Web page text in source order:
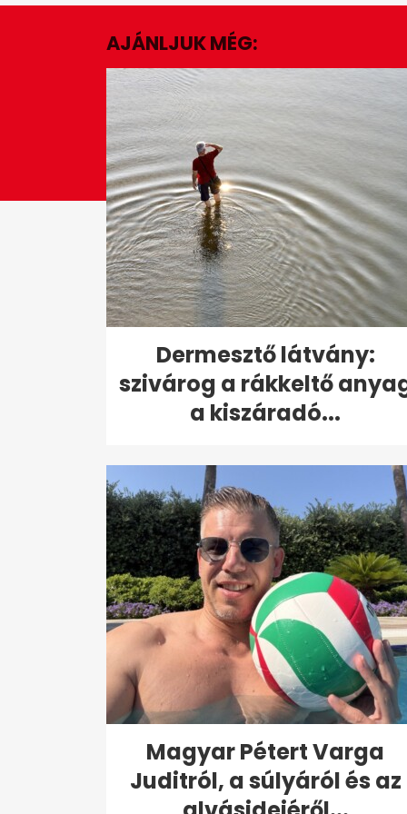
1
47
secondsVolume
0%
AJÁNLJUK MÉG:
Dermesztő látvány:
szivárog a rákkeltő
a kiszáradó...
Magyar Pétert Varga
Juditról, a súlyáról és az